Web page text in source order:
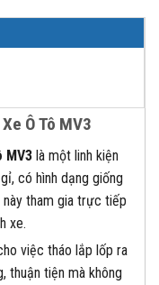
Ô Tô MV3
MV3 là một linh kiện
có hình dạng giống
tham gia trực tiếp
xe.
việc tháo lắp lốp ra
thuận tiện mà không